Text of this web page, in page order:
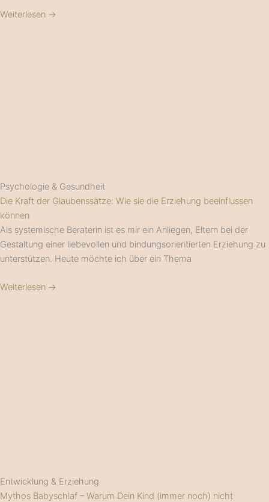
Weiterlesen →
Psychologie & Gesundheit
Die Kraft der Glaubenssätze: Wie sie die Erziehung beeinflussen
können
Als systemische Beraterin ist es mir ein Anliegen, Eltern bei der
Gestaltung einer liebevollen und bindungsorientierten Erziehung zu
unterstützen. Heute möchte ich über ein Thema
Weiterlesen →
Entwicklung & Erziehung
Mythos Babyschlaf – Warum Dein Kind (immer noch) nicht